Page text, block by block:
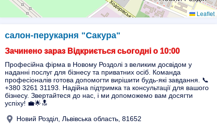
Leaflet
салон-перукарня "Сакура"
Зачинено зараз Відкриється сьогодні о 10:00
Професійна фірма в Новому Роздолі з великим досвідом у
наданні послуг для бізнесу та приватних осіб. Команда
професіоналів готова допомогти вирішити будь-які завдання. 📞
+380 3261 31193. Надійна підтримка та консультації для вашого
бізнесу. Звертайтеся до нас, і ми допоможемо вам досягти
успіху! 💼🌟🔝
Новий Розділ, Львівська область, 81652